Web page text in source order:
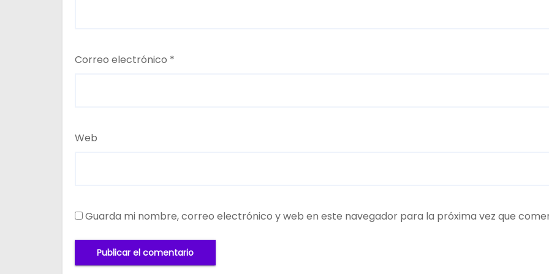
Correo electrónico *
Web
Guarda mi nombre, correo electrónico y web en este navegador para la próxima vez que